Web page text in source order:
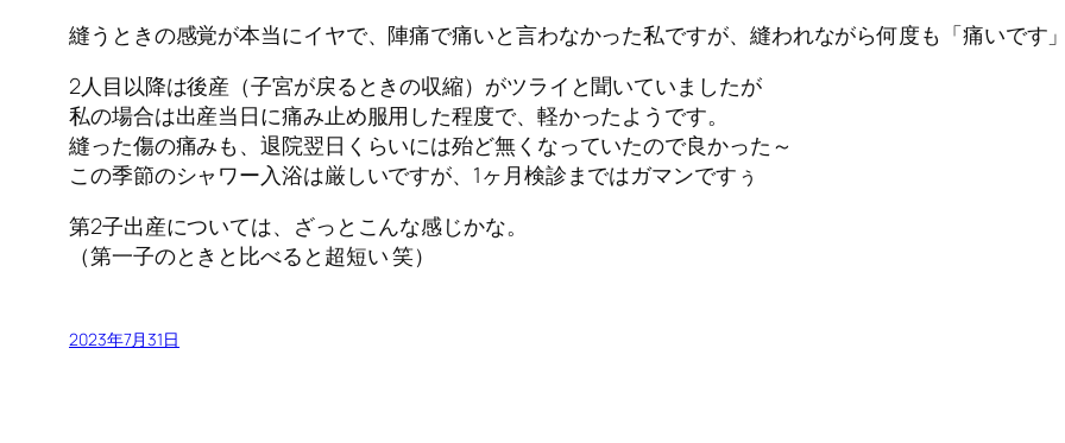
縫うときの感覚が本当にイヤで、陣痛で痛いと言わなかった私ですが、縫われながら何度も「痛いです
2人目以降は後産（子宮が戻るときの収縮）がツライと聞いていましたが
私の場合は出産当日に痛み止め服用した程度で、軽かったようです。
縫った傷の痛みも、退院翌日くらいには殆ど無くなっていたので良かった～
この季節のシャワー入浴は厳しいですが、1ヶ月検診まではガマンですぅ
第2子出産については、ざっとこんな感じかな。
（第一子のときと比べると超短い 笑）
2023年7月31日